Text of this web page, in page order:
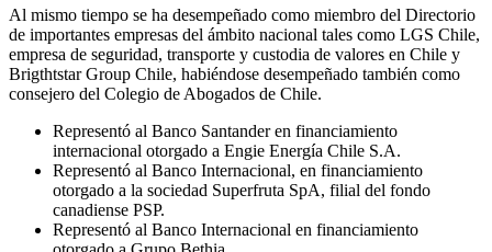
Al mismo tiempo se ha desempeñado como miembro del Directorio
de importantes empresas del ámbito nacional tales como LGS Chile,
empresa de seguridad, transporte y custodia de valores en Chile y
Brigthtstar Group Chile, habiéndose desempeñado también como
consejero del Colegio de Abogados de Chile.
Representó al Banco Santander en financiamiento
internacional otorgado a Engie Energía Chile S.A.
Representó al Banco Internacional, en financiamiento
otorgado a la sociedad Superfruta SpA, filial del fondo
canadiense PSP.
Representó al Banco Internacional en financiamiento